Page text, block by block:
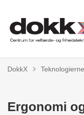
DokkX Tilbage til
Teknologierne
Ergonomi